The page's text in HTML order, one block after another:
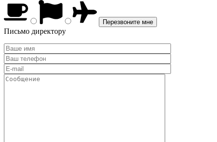
Письмо директору